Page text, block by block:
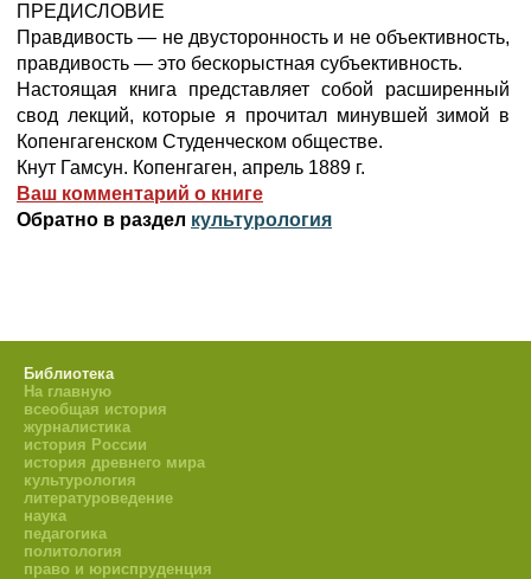
ПРЕДИСЛОВИЕ
Правдивость — не двусторонность и не объективность,
правдивость — это бескорыстная субъективность.
Настоящая книга представляет собой расширенный
свод лекций, которые я прочитал минувшей зимой в
Копенгагенском Студенческом обществе.
Кнут Гамсун. Копенгаген, апрель 1889 г.
Ваш комментарий о книге
Обратно в раздел культурология
Библиотека
На главную
всеобщая история
журналистика
история России
история древнего мира
культурология
литературоведение
наука
педагогика
политология
право и юриспруденция